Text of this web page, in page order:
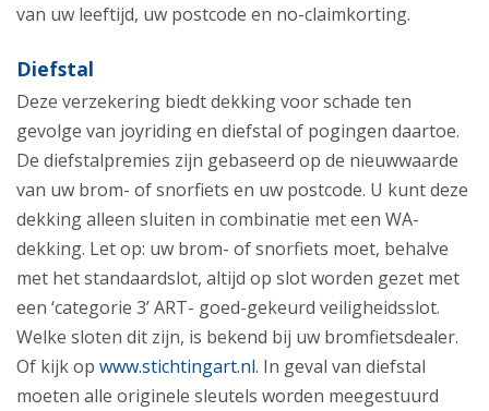
van uw leeftijd, uw postcode en no-claimkorting.
Diefstal
Deze verzekering biedt dekking voor schade ten
gevolge van joyriding en diefstal of pogingen daartoe.
De diefstalpremies zijn gebaseerd op de nieuwwaarde
van uw brom- of snorfiets en uw postcode. U kunt deze
dekking alleen sluiten in combinatie met een WA-
dekking. Let op: uw brom- of snorfiets moet, behalve
met het standaardslot, altijd op slot worden gezet met
een ‘categorie 3’ ART- goed-gekeurd veiligheidsslot.
Welke sloten dit zijn, is bekend bij uw bromfietsdealer.
Of kijk op www.stichtingart.nl. In geval van diefstal
moeten alle originele sleutels worden meegestuurd